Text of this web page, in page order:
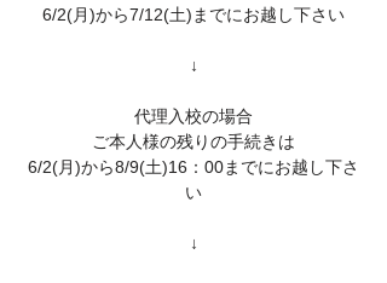
6/2(月)から7/12(土)までにお越し下さい
↓
代理入校の場合
ご本人様の残りの手続きは
6/2(月)から8/9(土)16：00までにお越し下さ
い
↓